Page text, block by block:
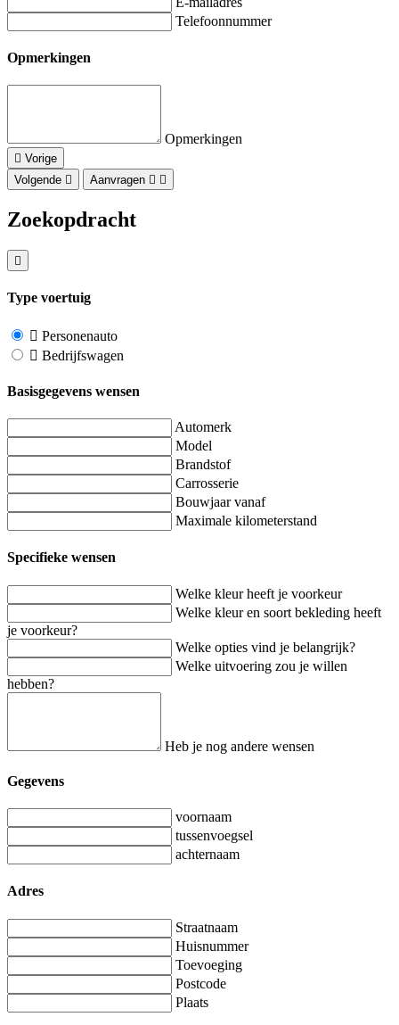
Telefoonnummer
Opmerkingen
Opmerkingen
Vorige
Volgende
Aanvragen
Zoekopdracht
Type voertuig
Personenauto
Bedrijfswagen
Basisgegevens wensen
Automerk
Model
Brandstof
Carrosserie
Bouwjaar vanaf
Maximale kilometerstand
Specifieke wensen
Welke kleur heeft je voorkeur
Welke kleur en soort bekleding heeft
je voorkeur?
Welke opties vind je belangrijk?
Welke uitvoering zou je willen
hebben?
Heb je nog andere wensen
Gegevens
voornaam
tussenvoegsel
achternaam
Adres
Straatnaam
Huisnummer
Toevoeging
Postcode
Plaats